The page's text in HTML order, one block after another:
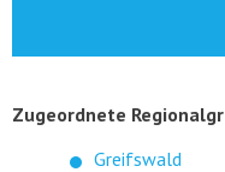
Zugeordnete
Greifswald